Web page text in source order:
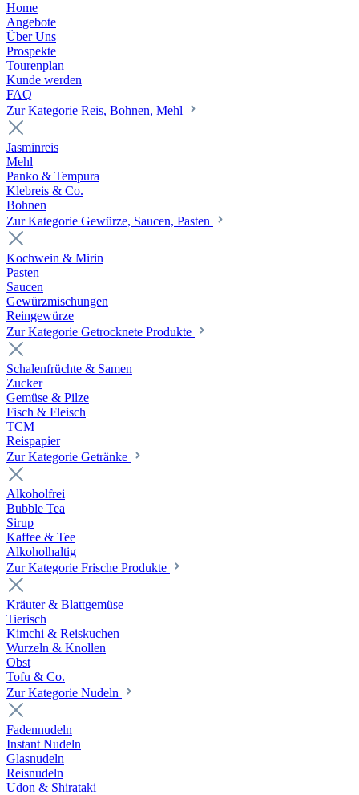
Home
Angebote
Über Uns
Prospekte
Tourenplan
Kunde werden
FAQ
Zur Kategorie Reis, Bohnen, Mehl
Jasminreis
Mehl
Panko & Tempura
Klebreis & Co.
Bohnen
Zur Kategorie Gewürze, Saucen, Pasten
Kochwein & Mirin
Pasten
Saucen
Gewürzmischungen
Reingewürze
Zur Kategorie Getrocknete Produkte
Schalenfrüchte & Samen
Zucker
Gemüse & Pilze
Fisch & Fleisch
TCM
Reispapier
Zur Kategorie Getränke
Alkoholfrei
Bubble Tea
Sirup
Kaffee & Tee
Alkoholhaltig
Zur Kategorie Frische Produkte
Kräuter & Blattgemüse
Tierisch
Kimchi & Reiskuchen
Wurzeln & Knollen
Obst
Tofu & Co.
Zur Kategorie Nudeln
Fadennudeln
Instant Nudeln
Glasnudeln
Reisnudeln
Udon & Shirataki